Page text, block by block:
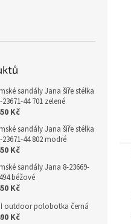
sandály Jana šíře stélka
23671-44 701 zelené
Kč
sandály Jana šíře stélka
23671-44 802 modré
Kč
sandály Jana 8-23669-
béžové
Kč
outdoor polobotka černá
Kč